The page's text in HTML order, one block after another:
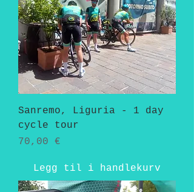
Sanremo, Liguria - 1 day
cycle tour
Pris
70,00 €
Legg til i handlekurv